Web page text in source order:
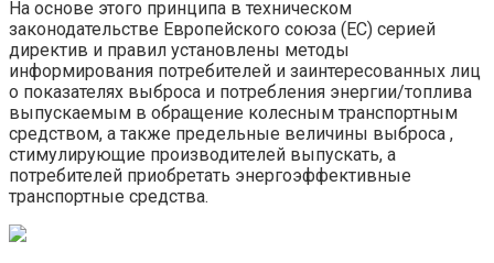
На основе этого принципа в техническом
законодательстве Европейского союза (ЕС) серией
директив и правил установлены методы
информирования потребителей и заинтересованных лиц
о показателях выброса и потребления энергии/топлива
выпускаемым в обращение колесным транспортным
средством, а также предельные величины выброса ,
стимулирующие производителей выпускать, а
потребителей приобретать энергоэффективные
транспортные средства.